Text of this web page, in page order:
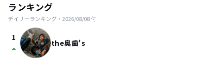
ランキング
デイリーランキング・ 2026/08/08付
1
arrow_drop_up the奥歯's